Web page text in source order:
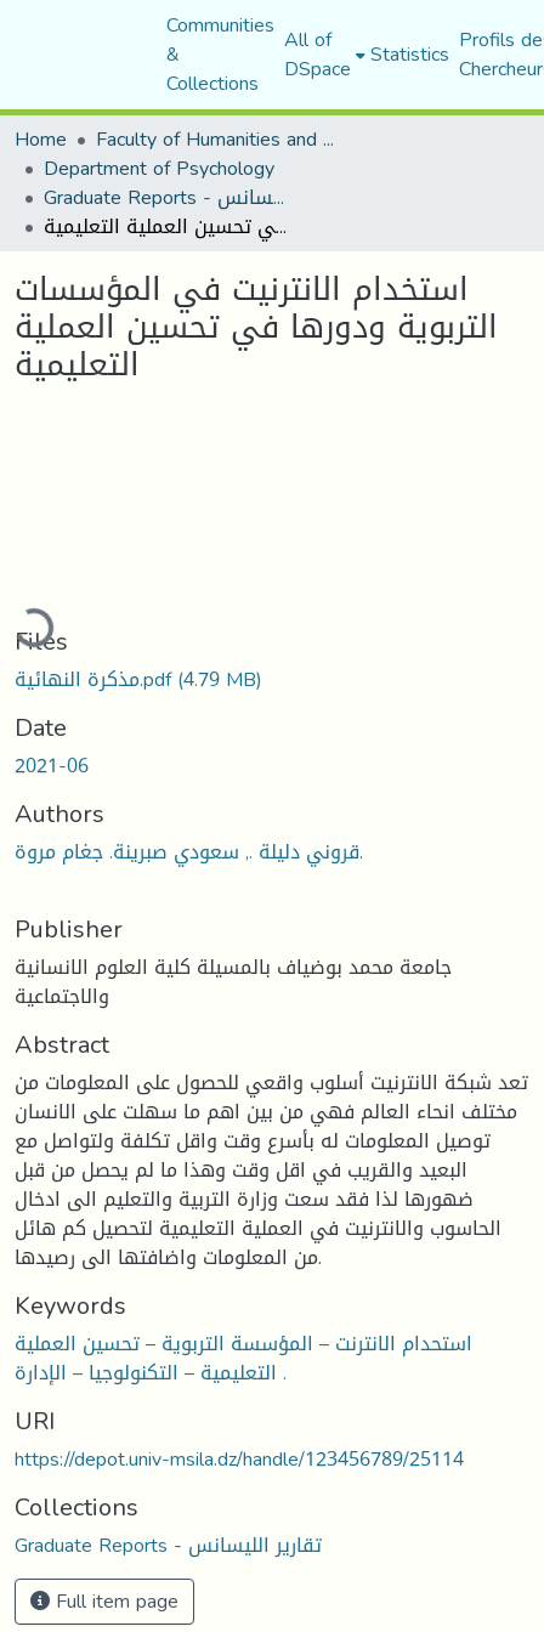
Communities
&
Collections
All of
DSpace Statistics Profils
Home
Faculty of Humanities and Social Sciences
Department of Psychology
Graduate Reports - تقارير الليسانس
استخدام الانترنيت في المؤسسات التربوية ودورها في تحسين العملية التعليمية
استخدام الانترنيت في المؤسسات
التربوية ودورها في تحسين العملية
التعليمية
Files
مذكرة النهائية.pdf(4.79 MB)
Date
2021-06
Authors
قروني دليلة ., سعودي صبرينة. جغام مروة.
Publisher
جامعة محمد بوضياف بالمسيلة كلية العلوم الانسانية
والاجتماعية
Abstract
تعد شبكة الانترنيت أسلوب واقعي للحصول على المعلومات من
مختلف انحاء العالم فهي من بين اهم ما سهلت على الانسان
توصيل المعلومات له بأسرع وقت واقل تكلفة ولتواصل مع
البعيد والقريب في اقل وقت وهذا ما لم يحصل من قبل
ضهورها لذا فقد سعت وزارة التربية والتعليم الى ادخال
الحاسوب والانترنيت في العملية التعليمية لتحصيل كم هائل
من المعلومات واضافتها الى رصيدها.
Keywords
استحدام الانترنت – المؤسسة التربوية – تحسين العملية
التعليمية – التكنولوجيا – الإدارة .
URI
https://depot.univ-msila.dz/handle/123456789/25114
Collections
Graduate Reports - تقارير الليسانس
Full item page